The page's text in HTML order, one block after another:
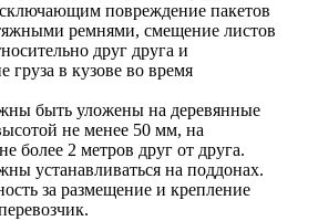
повреждение пакетов
ремнями, смещение листов
друг друга и
груза в кузове во время
быть уложены на деревянные
не менее 50 мм, на
более 2 метров друг от друга.
устанавливаться на поддонах.
за размещение и крепление